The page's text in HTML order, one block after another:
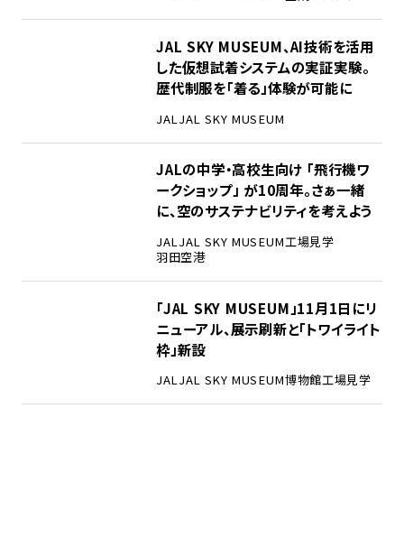
JAL SKY MUSEUM、AI技術を活用
した仮想試着システムの実証実験。
歴代制服を「着る」体験が可能に
JAL JAL SKY MUSEUM
JALの中学・高校生向け 「飛行機ワ
ークショップ」 が10周年。さぁ一緒
に、空のサステナビリティを考えよう
JALJAL SKY MUSEUM工場見学
羽田空港
「JAL SKY MUSEUM」11月1日にリ
ニューアル、展示刷新と「トワイライト
枠」新設
JALJAL SKY MUSEUM博物館工場見学